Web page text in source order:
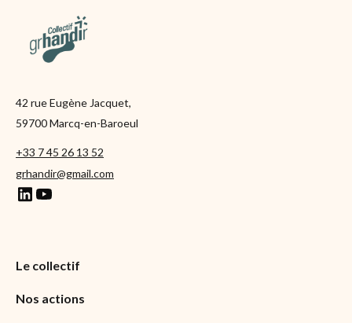
42 rue Eugène Jacquet,
59700 Marcq-en-Baroeul
+33 7 45 26 13 52
grhandir@gmail.com
Le collectif
Nos actions